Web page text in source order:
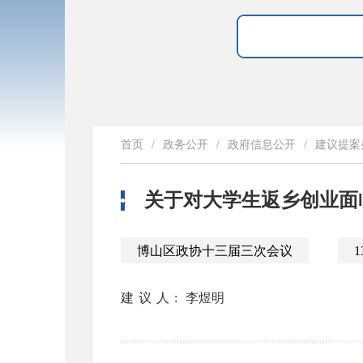
首页 / 政务公开 / 政府信息公开 / 建议提案
关于对大学生返乡创业
博山区政协十三届三次会议
建议人: 李煜明